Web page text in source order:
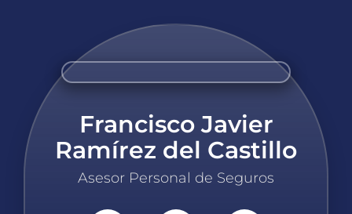
Francisco Javier
Ramírez del Castillo
Asesor Personal de Seguros